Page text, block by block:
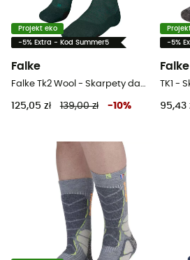
Projekt eko
-5% Extra - Kod Summer5
Falke
125,05 zł 139,00 zł -10%
-5%
Falke
95,43